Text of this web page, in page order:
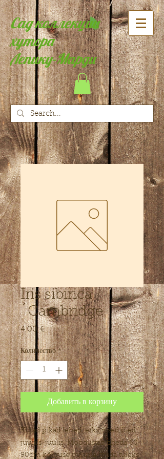
Сад коллекции
хутора
Лепику-Марди
Iris sibirica
´Cambridge ´
4,00 €Цена
Количество *
Добавить в корзину
Kitsad pikad lehed, erksinised õied
juunis-juulis. Moodustab tiheda 60-
90cm kõrguse puhma, mida tuleks